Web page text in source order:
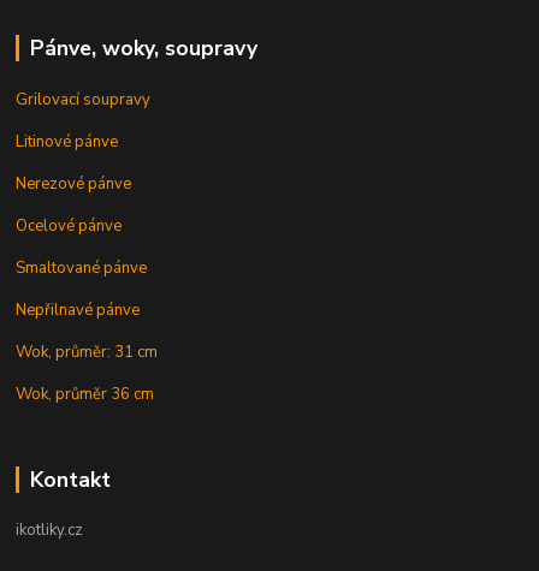
Pánve, woky, soupravy
Grilovací soupravy
Litinové pánve
Nerezové pánve
Ocelové pánve
Smaltované pánve
Nepřilnavé pánve
Wok, průměr: 31 cm
Wok, průměr 36 cm
Kontakt
ikotliky.cz